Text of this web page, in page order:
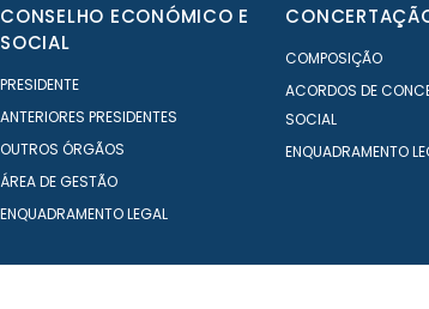
CONSELHO ECONÓMICO E
SOCIAL
PRESIDENTE
ANTERIORES PRESIDENTES
OUTROS ÓRGÃOS
ÁREA DE GESTÃO
ENQUADRAMENTO LEGAL
COMPOSIÇÃO
ACORDOS DE
SOCIAL
ENQUADRAMENTO